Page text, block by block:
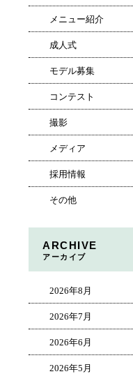
メニュー紹介
成人式
モデル募集
コンテスト
撮影
メディア
採用情報
その他
ARCHIVE
アーカイブ
2026年8月
2026年7月
2026年6月
2026年5月